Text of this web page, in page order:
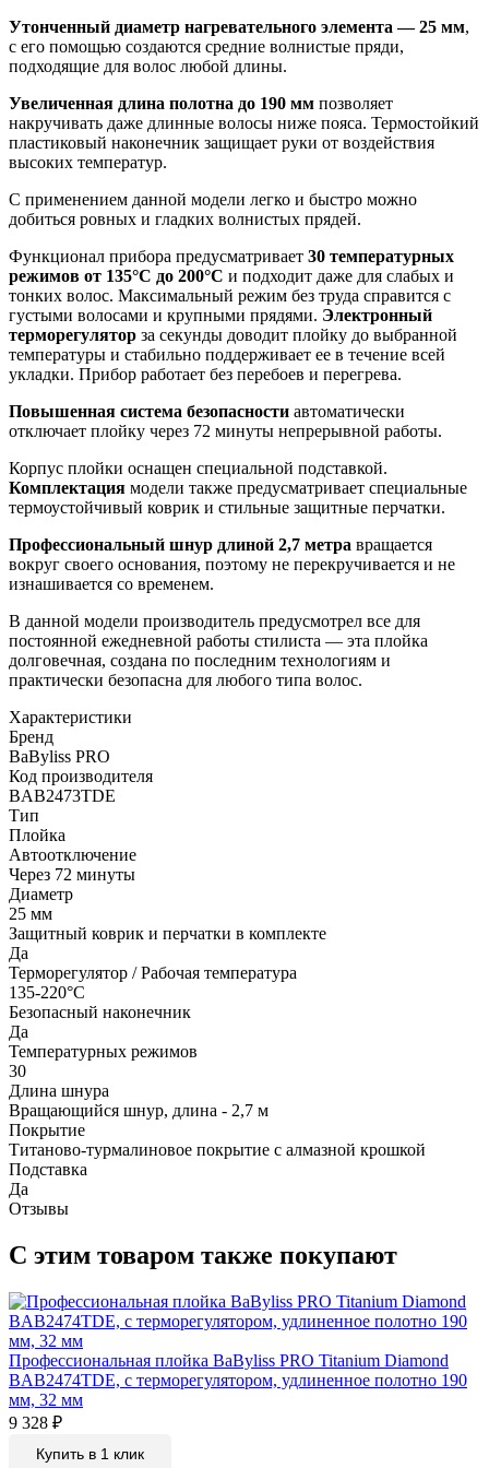
Утонченный диаметр нагревательного элемента — 25 мм,
с его помощью создаются средние волнистые пряди,
подходящие для волос любой длины.
Увеличенная длина полотна до 190 мм позволяет
накручивать даже длинные волосы ниже пояса. Термостойкий
пластиковый наконечник защищает руки от воздействия
высоких температур.
С применением данной модели легко и быстро можно
добиться ровных и гладких волнистых прядей.
Функционал прибора предусматривает 30 температурных
режимов от 135°C до 200°C и подходит даже для слабых и
тонких волос. Максимальный режим без труда справится с
густыми волосами и крупными прядями. Электронный
терморегулятор за секунды доводит плойку до выбранной
температуры и стабильно поддерживает ее в течение всей
укладки. Прибор работает без перебоев и перегрева.
Повышенная система безопасности автоматически
отключает плойку через 72 минуты непрерывной работы.
Корпус плойки оснащен специальной подставкой.
Комплектация модели также предусматривает специальные
термоустойчивый коврик и стильные защитные перчатки.
Профессиональный шнур длиной 2,7 метра вращается
вокруг своего основания, поэтому не перекручивается и не
изнашивается со временем.
В данной модели производитель предусмотрел все для
постоянной ежедневной работы стилиста — эта плойка
долговечная, создана по последним технологиям и
практически безопасна для любого типа волос.
Характеристики
Бренд
BaByliss PRO
Код производителя
BAB2473TDE
Тип
Плойка
Автоотключение
Через 72 минуты
Диаметр
25 мм
Защитный коврик и перчатки в комплекте
Да
Терморегулятор / Рабочая температура
135-220°C
Безопасный наконечник
Да
Температурных режимов
30
Длина шнура
Вращающийся шнур, длина - 2,7 м
Покрытие
Титаново-турмалиновое покрытие с алмазной крошкой
Подставка
Да
Отзывы
С этим товаром также покупают
Профессиональная плойка BaByliss PRO Titanium Diamond
BAB2474TDE, с терморегулятором, удлиненное полотно 190
мм, 32 мм
9 328 ₽
Купить в 1 клик